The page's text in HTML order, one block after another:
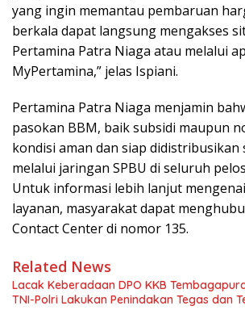
yang ingin memantau pembaruan
berkala dapat langsung mengakses
Pertamina Patra Niaga atau melalui
MyPertamina,” jelas Ispiani.
Pertamina Patra Niaga menjamin
pasokan BBM, baik subsidi maupun
kondisi aman dan siap didistribusikan
melalui jaringan SPBU di seluruh
Untuk informasi lebih lanjut
layanan, masyarakat dapat
Contact Center di nomor 135.
Related News
Lacak Keberadaan DPO KKB
TNI-Polri Lakukan Penindakan Tegas dan